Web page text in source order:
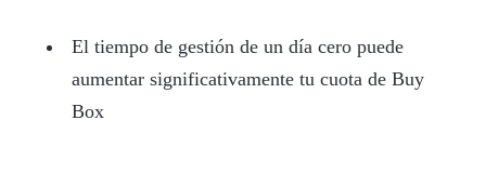
El tiempo de gestión de un día cero puede
aumentar significativamente tu cuota de Buy
Box